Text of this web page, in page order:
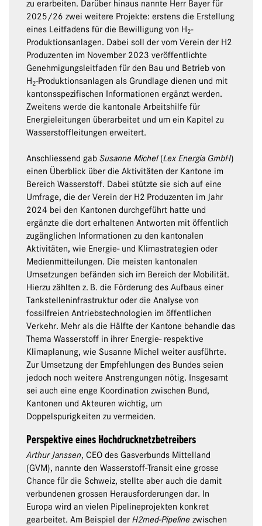
zu erarbeiten. Darüber hinaus nannte Herr Bayer für
2025/26 zwei weitere Projekte: erstens die Erstellung
eines Leitfadens für die Bewilligung von H2-
Produktionsanlagen. Dabei soll der vom Verein der H2
Produzenten im November 2023 veröffentlichte
Genehmigungsleitfaden für den Bau und Betrieb von
H2-Produktionsanlagen als Grundlage dienen und mit
kantonsspezifischen Informationen ergänzt werden.
Zweitens werde die kantonale Arbeitshilfe für
Energieleitungen überarbeitet und um ein Kapitel zu
Wasserstoffleitungen erweitert.
Anschliessend gab Susanne Michel(Lex Energia GmbH)
einen Überblick über die Aktivitäten der Kantone im
Bereich Wasserstoff. Dabei stützte sie sich auf eine
Umfrage, die der Verein der H2 Produzenten im Jahr
2024 bei den Kantonen durchgeführt hatte und
ergänzte die dort erhaltenen Antworten mit öffentlich
zugänglichen Informationen zu den kantonalen
Aktivitäten, wie Energie- und Klimastrategien oder
Medienmitteilungen. Die meisten kantonalen
Umsetzungen befänden sich im Bereich der Mobilität.
Hierzu zählten z. B. die Förderung des Aufbaus einer
Tankstelleninfrastruktur oder die Analyse von
fossilfreien Antriebstechnologien im öffentlichen
Verkehr. Mehr als die Hälfte der Kantone behandle das
Thema Wasserstoff in ihrer Energie- respektive
Klimaplanung, wie Susanne Michel weiter ausführte.
Zur Umsetzung der Empfehlungen des Bundes seien
jedoch noch weitere Anstrengungen nötig. Insgesamt
sei auch eine enge Koordination zwischen Bund,
Kantonen und Akteuren wichtig, um
Doppelspurigkeiten zu vermeiden.
Perspektive eines Hochdrucknetzbetreibers
Arthur Janssen, CEO des Gasverbunds Mittelland
(GVM), nannte den Wasserstoff-Transit eine grosse
Chance für die Schweiz, stellte aber auch die damit
verbundenen grossen Herausforderungen dar. In
Europa wird an vielen Pipelineprojekten konkret
gearbeitet. Am Beispiel der H2med-Pipeline zwischen